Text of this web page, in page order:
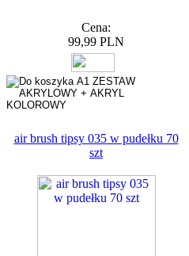
Cena:
99,99 PLN
air brush tipsy 035 w pudełku 70
szt